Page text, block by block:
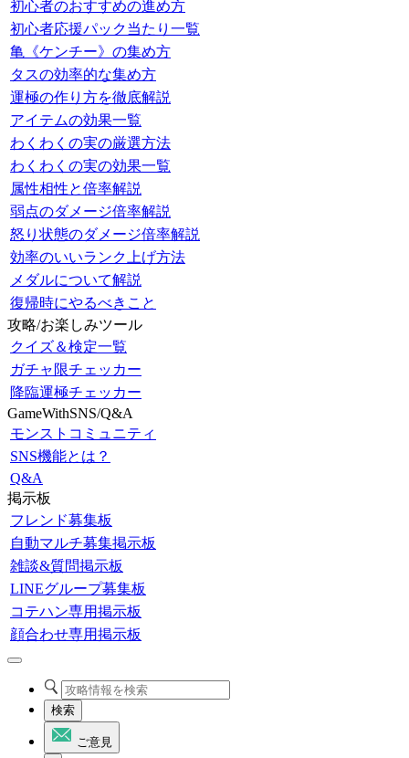
初心者のおすすめの進め方
初心者応援パック当たり一覧
亀《ケンチー》の集め方
タスの効率的な集め方
運極の作り方を徹底解説
アイテムの効果一覧
わくわくの実の厳選方法
わくわくの実の効果一覧
属性相性と倍率解説
弱点のダメージ倍率解説
怒り状態のダメージ倍率解説
効率のいいランク上げ方法
メダルについて解説
復帰時にやるべきこと
攻略/お楽しみツール
クイズ＆検定一覧
ガチャ限チェッカー
降臨運極チェッカー
GameWithSNS/Q&A
モンストコミュニティ
SNS機能とは？
Q&A
掲示板
フレンド募集板
自動マルチ募集掲示板
雑談&質問掲示板
LINEグループ募集板
コテハン専用掲示板
顔合わせ専用掲示板
検索
ご意見